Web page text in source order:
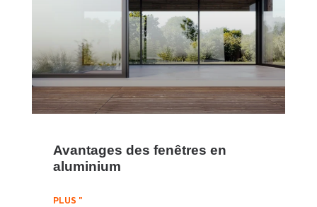
Avantages des fenêtres en
aluminium
PLUS "